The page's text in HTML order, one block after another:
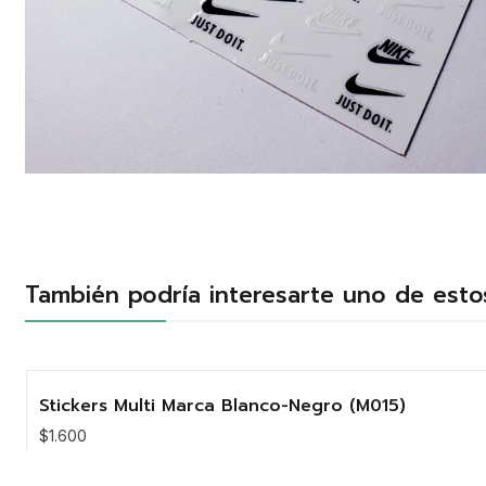
También podría interesarte uno de
Stickers Multi Marca Blanco-Negro (M015)
$1.600